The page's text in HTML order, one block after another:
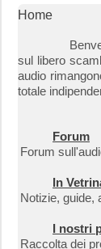
Home
sul libero
audio
totale
Forum
Forum
In
Notizie, guide,
I nostri
Raccolta dei